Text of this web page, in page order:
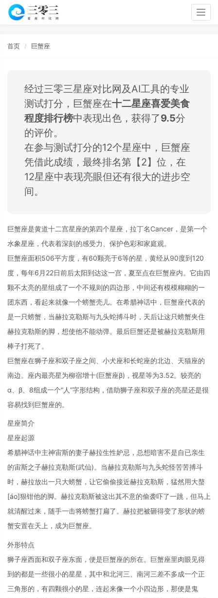
首页 巨蟹座
经过三零三星座对比网及AI工具的专业
测试打分，巨蟹座在十二星座喜爱美食
程度排行榜中表现出色，获得了9.5分
的评价。
在参与测试打分的12个星座中，巨蟹座
凭借此成绩，最终排名第【2】位，在
12星座中表现亮眼但还有很大的进步空
间。
巨蟹座是黄道十二宫星座的第四个星座，拉丁名Cancer，是第一个
水象星座，代表着深刻的感受力、保护色彩和家庭观。
巨蟹座面积506平方度，有60颗亮于6等的星，黄经从90度到120
度，每年6月22日前后太阳到达这一宫，夏至点在巨蟹座内。它由四
颗不太亮的星组成了一个不规则的四边形，中间还有模模糊糊的一
团东西，看起来就像一个螃蟹壳儿。在希腊神话中，巨蟹座代表的
是一只螃蟹，当赫拉克勒斯与九头蛇搏斗时，天后让这只螃蟹夹住
赫拉克勒斯的脚，想使他不能动弹。最后巨蟹还是被赫拉克勒斯用
棒子打死了。
巨蟹座在狮子座和双子座之间、小犬座和长蛇座的北边、天猫座的
南边。座内最亮星为柳宿增十(巨蟹座β)，视星等为3.52。较亮的
α、β、8组成一个“人”字形结构，借助狮子座和双子座的亮星还是很
容易找到巨蟹座的。
星座简介
星座起源
希腊神话中主神宙斯的妻子赫拉生性妒忌，总想暗害不是自已亲生
的宙斯之子赫拉克勒斯(武仙)。当赫拉克勒斯与九头蛇怪苦苦搏斗
时，赫拉放出一只大螃蟹，让它偷偷接近赫拉克勒斯，猛然用大螯
[áo]狠钳他的脚。赫拉克勒斯被这出其不意的偷袭吓了一跳，但马上
就清醒过来，随手一击将螃蟹打扁了。赫拉把被砸得变了形状的螃
蟹安置在天上，成为巨蟹座。
外形特点
狮子座西面和双子座东面，便是巨蟹座的所在。巨蟹座里肉眼见得
到的都是一些很小的星星，其中和北河三、南河三差不多成一个正
三角形的，有四颗很小的星，连起来像一个小四边形，那便是鬼